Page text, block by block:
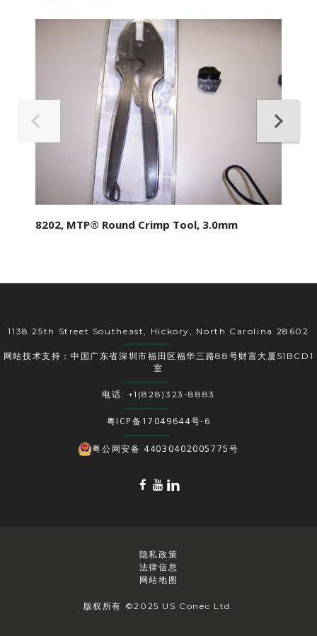
8202, MTP® Round Crimp Tool, 3.0mm
1138 25th Street Southeast, Hickory, North Carolina 28602
网站技术支持：中国广东省深圳市福田区福华三路88号财富大厦51BCD1
室
电话: +1(828)323-8883
粤ICP备17049644号-6
粤公网安备 44030402005775号
版权所有 ©2025 US Conec Ltd.
隐私政策
法律信息
网站地图